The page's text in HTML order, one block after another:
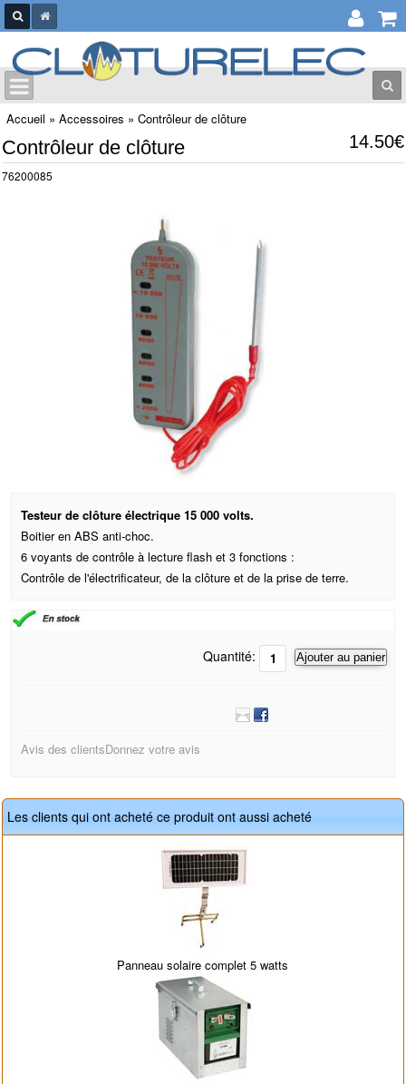
Accueil » Accessoires » Contrôleur de clôture
14.50€
Contrôleur de clôture
76200085
Testeur de clôture électrique 15 000 volts.
Boitier en ABS anti-choc.
6 voyants de contrôle à lecture flash et 3 fonctions :
Contrôle de l'électrificateur, de la clôture et de la prise de terre.
Quantité: Ajouter au panier
Avis des clientsDonnez votre avis
Les clients qui ont acheté ce produit ont aussi acheté
Panneau solaire complet 5 watts